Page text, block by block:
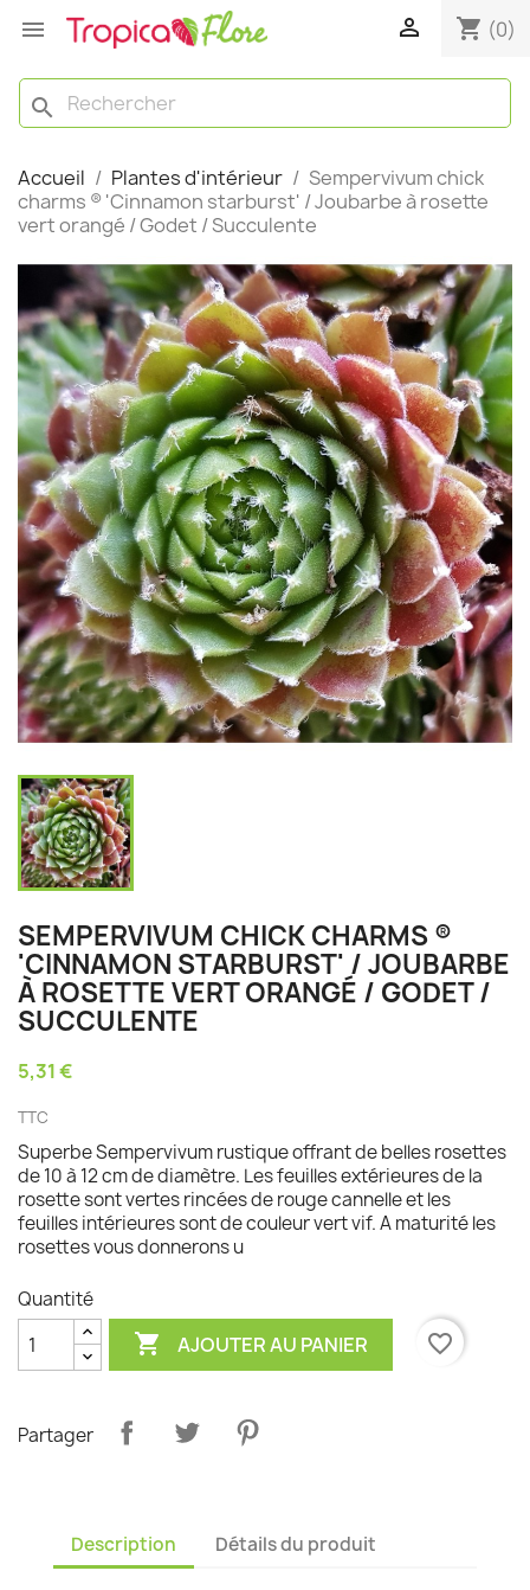
  shopping_cart (0)
search
Accueil Plantes d'intérieur
Sempervivum chick
charms ® 'Cinnamon starburst' / Joubarbe à rosette
vert orangé / Godet / Succulente
SEMPERVIVUM CHICK CHARMS ®
'CINNAMON STARBURST' / JOUBARBE
À ROSETTE VERT ORANGÉ / GODET /
SUCCULENTE
5,31 €
TTC
Superbe Sempervivum rustique offrant de belles rosettes
de 10 à 12 cm de diamètre. Les feuilles extérieures de la
rosette sont vertes rincées de rouge cannelle et les
feuilles intérieures sont de couleur vert vif. A maturité les
rosettes vous donnerons u
Quantité
 AJOUTER AU PANIER favorite_border
Partager
Description Détails du produit